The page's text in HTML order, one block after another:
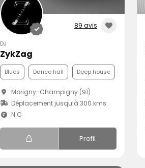
89 avis
DJ
ZykZag
Blues Dance hall Deep house
Morigny-Champigny (91)
Déplacement jusqu’à 300 kms
N.C
Profil